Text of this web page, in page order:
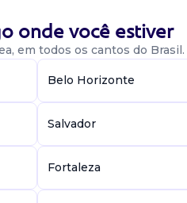
onde você estiver
em todos os cantos do Brasil.
Belo Horizonte
Salvador
Fortaleza